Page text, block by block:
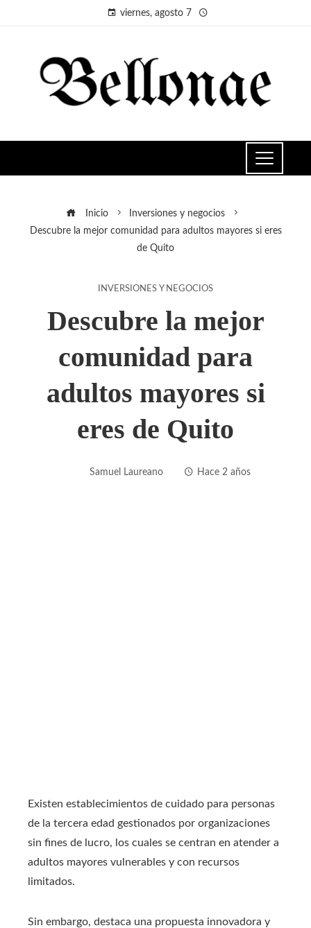
viernes, agosto 7
Inicio
Inversiones y negocios
Descubre la mejor comunidad para adultos mayores si eres
de Quito
INVERSIONES Y NEGOCIOS
Descubre la mejor
comunidad para
adultos mayores si
eres de Quito
Samuel Laureano Hace 2 años
Existen establecimientos de cuidado para personas
de la tercera edad gestionados por organizaciones
sin fines de lucro, los cuales se centran en atender a
adultos mayores vulnerables y con recursos
limitados.
Sin embargo, destaca una propuesta innovadora y